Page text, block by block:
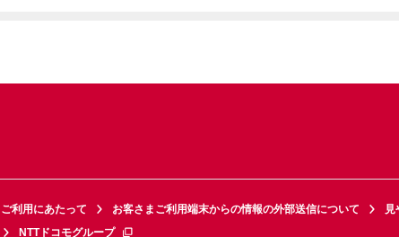
利用にあたって お客さまご利用端末からの情報の外部送信について
見
NTTドコモグループ